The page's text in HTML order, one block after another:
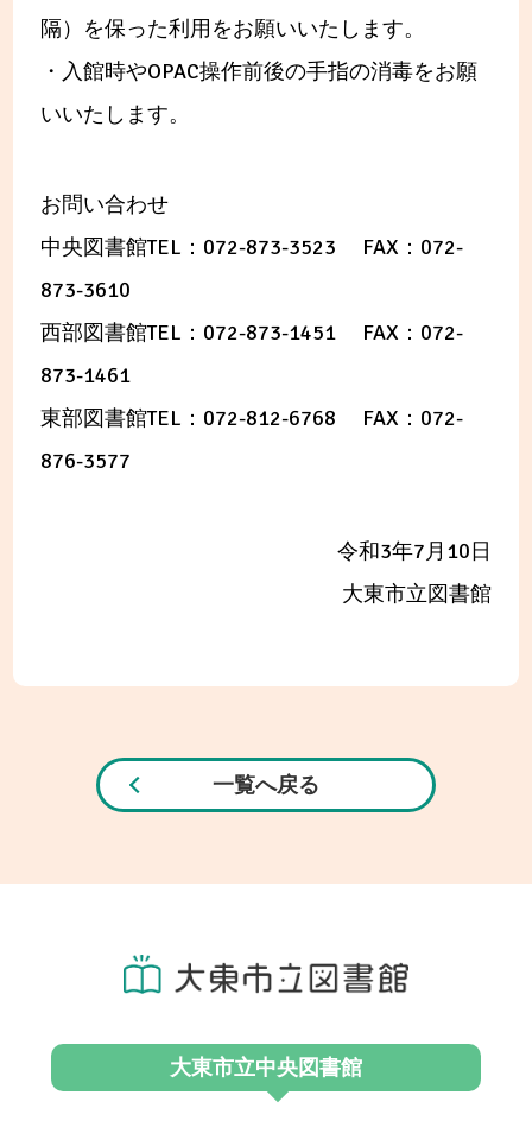
隔）を保った利用をお願いいたします。
・入館時やOPAC操作前後の手指の消毒をお願
いいたします。
お問い合わせ
中央図書館TEL：072-873-3523 FAX：072-
873-3610
西部図書館TEL：072-873-1451 FAX：072-
873-1461
東部図書館TEL：072-812-6768 FAX：072-
876-3577
令和3年7月10日
大東市立図書館
一覧へ戻る
大東市立中央図書館